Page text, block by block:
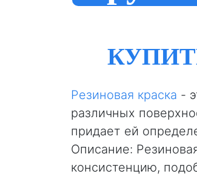
Резиновая краска -
различных
придает ей
Описание:
консистенцию,